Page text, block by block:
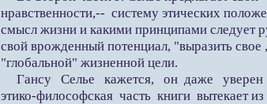
нравственности,-- систему этических
смысл жизни и какими принципами следует
свой врожденный потенциал, "выразить
"глобальной" жизненной цели.
Гансу Селье кажется, он даже уверен
этико-философская часть книги вытекает